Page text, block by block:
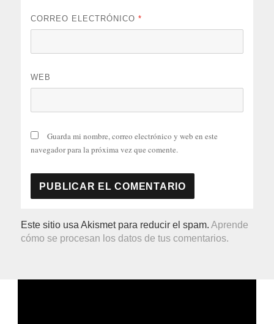
CORREO ELECTRÓNICO*
WEB
Guarda mi nombre, correo electrónico y web en este
navegador para la próxima vez que comente.
Este sitio usa Akismet para reducir el spam.Aprende
cómo se procesan los datos de tus comentarios.